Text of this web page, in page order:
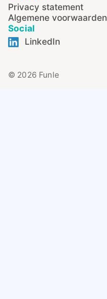
Privacy statement
Algemene voorwaarden
Social
LinkedIn
© 2026 Funle